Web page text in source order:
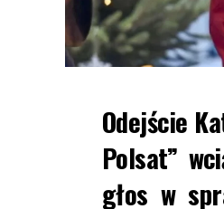
Odejście
Polsat”
głos w